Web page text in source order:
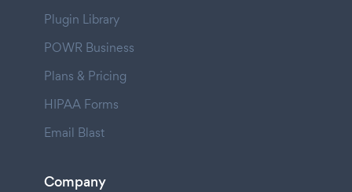
Plugin Library
POWR Business
Plans & Pricing
HIPAA Forms
Email Blast
Company